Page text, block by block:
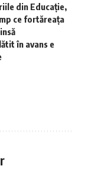
din Educație,
ce fortăreața
în avans e